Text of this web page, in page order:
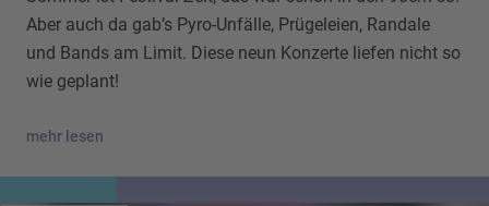
Aber auch da gab’s Pyro-Unfälle, Prügeleien, Randale
und Bands am Limit. Diese neun Konzerte liefen nicht so
wie geplant!
mehr lesen